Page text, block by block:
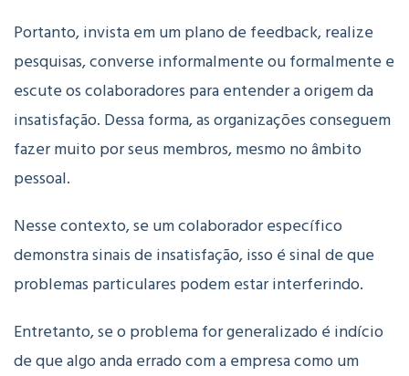
Portanto, invista em um plano de feedback, realize
pesquisas, converse informalmente ou formalmente e
escute os colaboradores para entender a origem da
insatisfação. Dessa forma, as organizações conseguem
fazer muito por seus membros, mesmo no âmbito
pessoal.
Nesse contexto, se um colaborador específico
demonstra sinais de insatisfação, isso é sinal de que
problemas particulares podem estar interferindo.
Entretanto, se o problema for generalizado é indício
de que algo anda errado com a empresa como um